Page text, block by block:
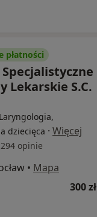
płatności
Lekarskie S.C.
dziecięca · Więcej
294 opinie
• Mapa
300 zł